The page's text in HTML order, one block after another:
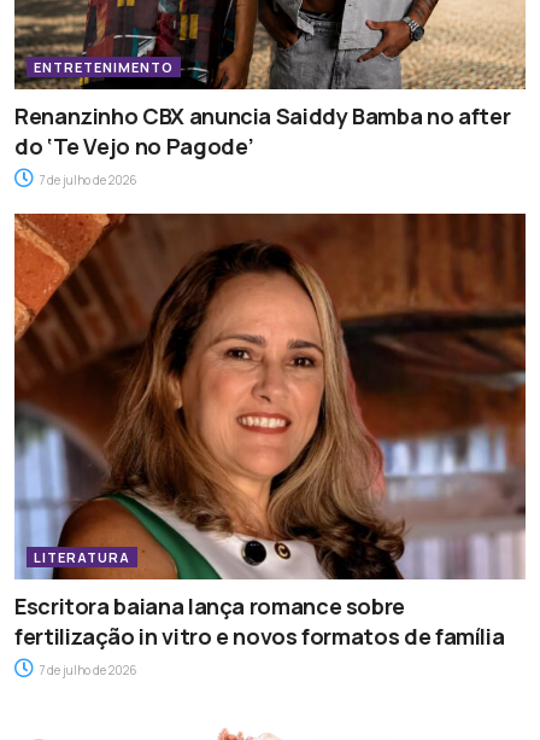
ENTRETENIMENTO
Renanzinho CBX anuncia Saiddy Bamba no after
do ‘Te Vejo no Pagode’
7 de julho de 2026
LITERATURA
Escritora baiana lança romance sobre
fertilização in vitro e novos formatos de família
7 de julho de 2026